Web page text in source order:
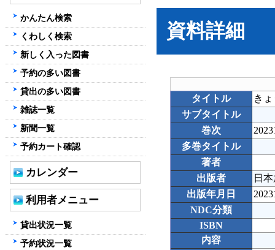
資料詳細
タイトル
き
サブタイトル
巻次
多巻タイトル
著者
出版者
日
出版年月日
NDC分類
ISBN
内容
かんたん検索
くわしく検索
新しく入った図書
予約の多い図書
貸出の多い図書
雑誌一覧
新聞一覧
予約カート確認
カレンダー
利用者メニュー
貸出状況一覧
予約状況一覧